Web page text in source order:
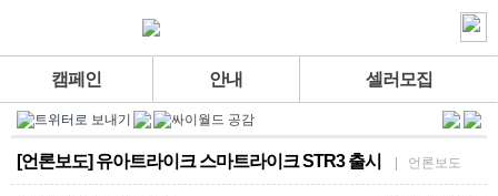
캠페인 안내 셀러모집
[언론보도] 유아트라이크 스마트라이크 STR3 출시 | 언론보도